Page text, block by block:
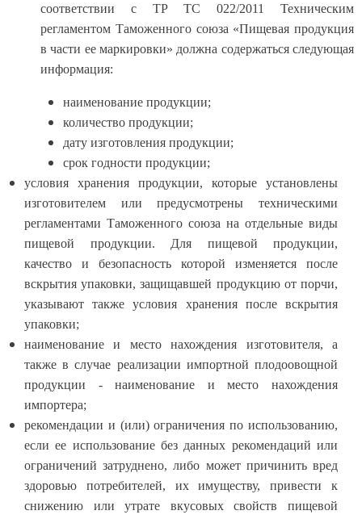
соответствии с ТР ТС 022/2011 Техническим
регламентом Таможенного союза «Пищевая продукция
в части ее маркировки» должна содержаться следующая
информация:
наименование продукции;
количество продукции;
дату изготовления продукции;
срок годности продукции;
условия хранения продукции, которые установлены
изготовителем или предусмотрены техническими
регламентами Таможенного союза на отдельные виды
пищевой продукции. Для пищевой продукции,
качество и безопасность которой изменяется после
вскрытия упаковки, защищавшей продукцию от порчи,
указывают также условия хранения после вскрытия
упаковки;
наименование и место нахождения изготовителя, а
также в случае реализации импортной плодоовощной
продукции - наименование и место нахождения
импортера;
рекомендации и (или) ограничения по использованию,
если ее использование без данных рекомендаций или
ограничений затруднено, либо может причинить вред
здоровью потребителей, их имуществу, привести к
снижению или утрате вкусовых свойств пищевой